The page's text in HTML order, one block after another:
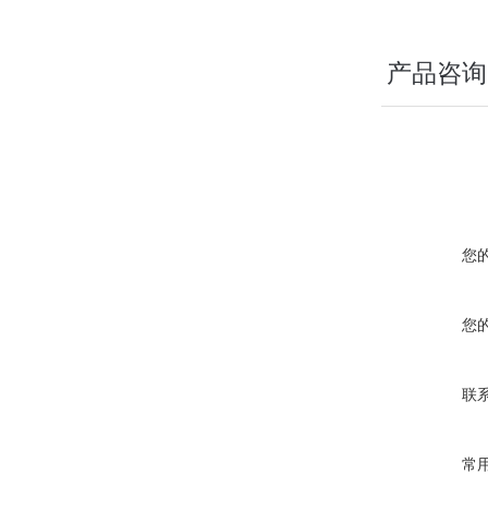
产品咨询
您
您
联
常